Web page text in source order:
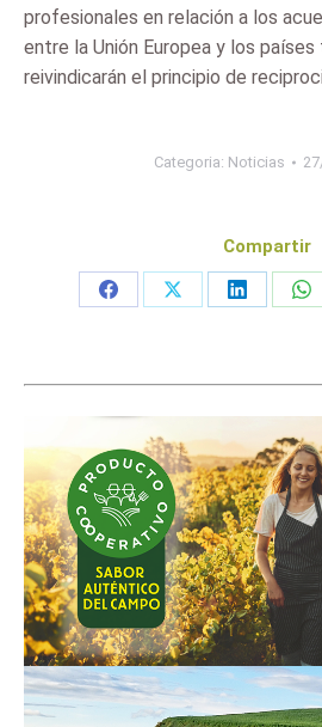
profesionales en relación a los
entre la Unión Europea y los
reivindicarán el principio de
Categoria: Noticias
Compartir
Share
Share
Share